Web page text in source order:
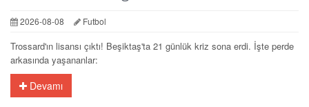
2026-08-08 Futbol
Trossard'ın lisansı çıktı! Beşiktaş'ta 21 günlük kriz sona erdi. İşte perde
arkasında yaşananlar:
Devamı